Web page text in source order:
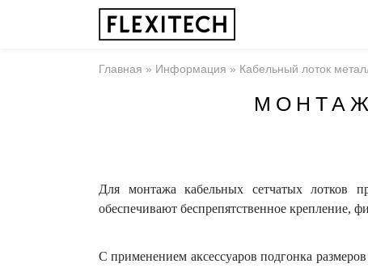
Главная » Информация » Кабельный лоток
Для монтажа кабельных сетчатых лотков
обеспечивают беспрепятственное крепление,
С применением аксессуаров подгонка